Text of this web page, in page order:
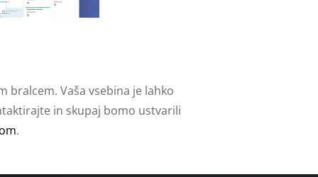
bralcem. Vaša vsebina je lahko
in skupaj bomo ustvarili
.